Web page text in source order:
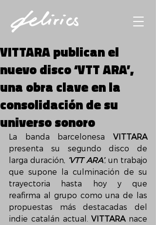
VITTARA publican el
nuevo disco ‘VTT ARA’,
una obra clave en la
consolidación de su
universo sonoro
La banda barcelonesa VITTARA
presenta su segundo disco de
larga duración, ‘VTT ARA’, un trabajo
que supone la culminación de su
trayectoria hasta hoy y que
reafirma al grupo como una de las
propuestas más destacadas del
indie catalán actual. VITTARA nace